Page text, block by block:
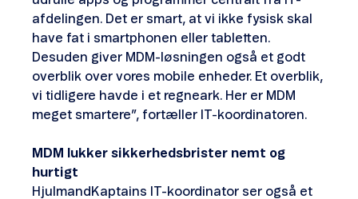
afdelingen. Det er smart, at vi ikke fysisk skal
have fat i smartphonen eller tabletten.
Desuden giver MDM-løsningen også et godt
overblik over vores mobile enheder. Et overblik,
vi tidligere havde i et regneark. Her er MDM
meget smartere”, fortæller IT-koordinatoren.
MDM lukker sikkerhedsbrister nemt og
hurtigt
HjulmandKaptains IT-koordinator ser også et